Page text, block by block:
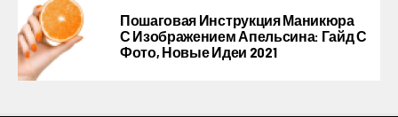
Пошаговая Инструкция Маникюра
С Изображением Апельсина: Гайд С
Фото, Новые Идеи 2021